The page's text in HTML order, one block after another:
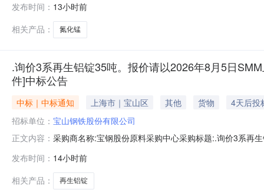
发布时间： 13小时前
相关产品：
氮化锰
.询价3系再生铝锭35吨。报价请以2026年8月5日
件]中标公告
中标｜中标通知 上海市｜宝山区 其他 货物
4天后投
招标单位： 宝山钢铁股份有限公司
正文内容： 采购商名称:宝钢股份原料采购中心采购标题:.询价3系再
发布时间： 14小时前
相关产品：
再生铝锭